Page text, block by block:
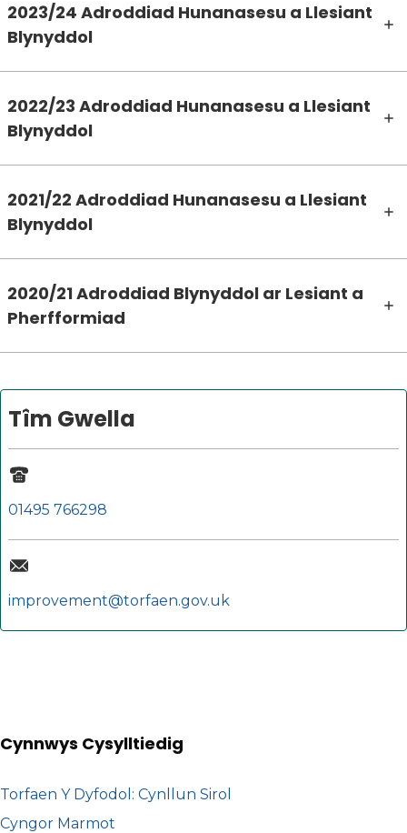
2023/24 Adroddiad Hunanasesu a Llesiant
Blynyddol
2022/23 Adroddiad Hunanasesu a Llesiant
Blynyddol
2021/22 Adroddiad Hunanasesu a Llesiant
Blynyddol
2020/21 Adroddiad Blynyddol ar Lesiant a
Pherfformiad
Tîm Gwella
01495 766298
improvement@torfaen.gov.uk
Cynnwys Cysylltiedig
Torfaen Y Dyfodol: Cynllun Sirol
Cyngor Marmot